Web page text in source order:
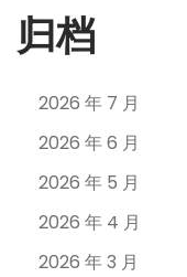
归档
2026 年 7 月
2026 年 6 月
2026 年 5 月
2026 年 4 月
2026 年 3 月